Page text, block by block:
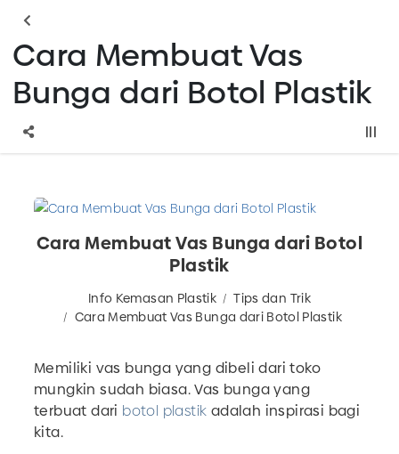
Cara Membuat Vas
Bunga dari Botol Plastik
Cara Membuat Vas Bunga dari Botol
Plastik
Info Kemasan Plastik
Tips dan Trik
Cara Membuat Vas Bunga dari Botol Plastik
Memiliki vas bunga yang dibeli dari toko
mungkin sudah biasa. Vas bunga yang
terbuat dari botol plastik adalah inspirasi bagi
kita.